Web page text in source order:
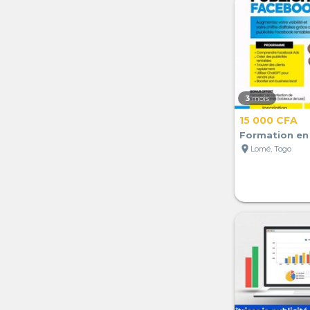
3 mois
15 000 CFA
Formation
location_on Lomé, Togo